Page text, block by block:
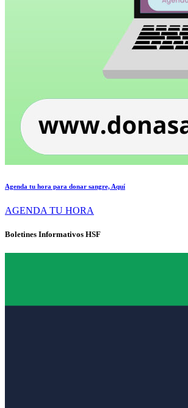
Agenda tu hora para donar sangre, Aquí
AGENDA TU HORA
Boletines Informativos HSF